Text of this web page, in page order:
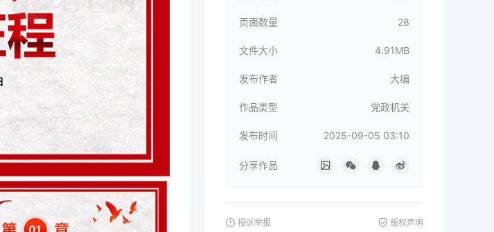
页面数量 28
文件大小 4.91MB
发布作者 大编
作品类型 党政机关
发布时间 2025-09-05 03:10
分享作品
投诉举报 版权声明